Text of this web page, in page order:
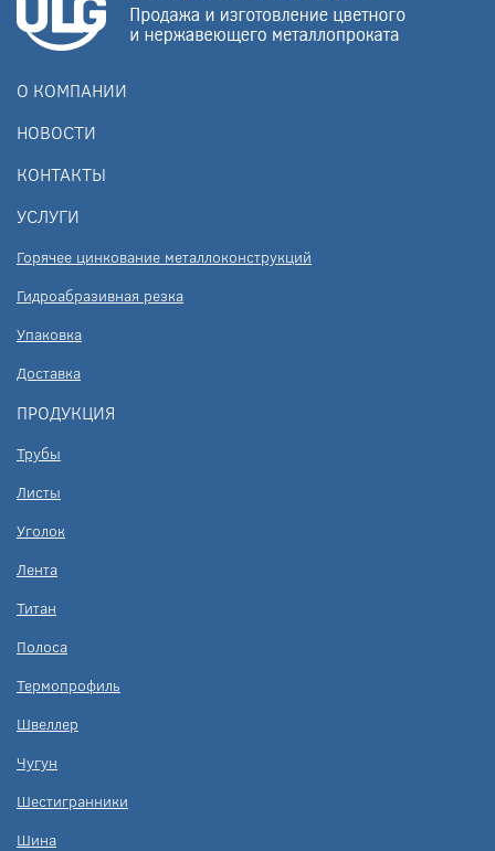
О КОМПАНИИ
НОВОСТИ
КОНТАКТЫ
УСЛУГИ
Горячее цинкование металлоконструкций
Гидроабразивная резка
Упаковка
Доставка
ПРОДУКЦИЯ
Трубы
Листы
Уголок
Лента
Титан
Полоса
Термопрофиль
Швеллер
Чугун
Шестигранники
Шина